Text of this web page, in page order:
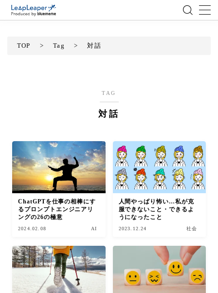
アジャイル
テクノロジー
BlueMeme
TOP > Tag > 対話
TAG
対話
ChatGPTを仕事の相棒にす
るプロンプトエンジニアリ
ングの26の極意
2024.02.08 AI
人間やっぱり怖い…私が克
服できないこと・できるよ
うになったこと
2023.12.24 社会